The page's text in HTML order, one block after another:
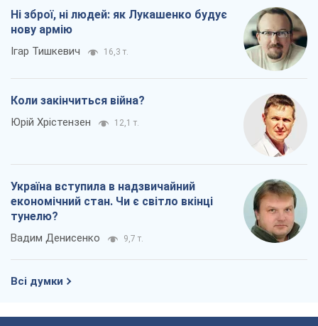
Ні зброї, ні людей: як Лукашенко будує
нову армію
Ігар Тишкевич 16,3 т.
Коли закінчиться війна?
Юрій Хрістензен 12,1 т.
Україна вступила в надзвичайний
економічний стан. Чи є світло вкінці
тунелю?
Вадим Денисенко 9,7 т.
Всі думки